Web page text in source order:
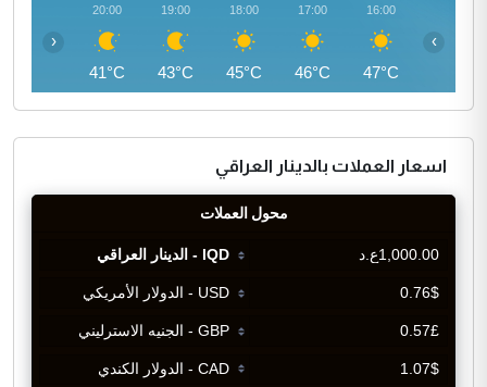
16:00
47°C
17:00
46°C
18:00
45°C
19:00
43°C
20:00
41°C
‹ ›
اسعار العملات بالدينار العراقي